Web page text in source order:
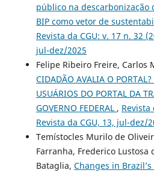
público na descarbonização
BIP como vetor de
Revista da CGU: v. 17 n. 32
jul-dez/2025
Felipe Ribeiro Freire, Carlos
CIDADÃO AVALIA O
USUÁRIOS DO PORTAL DA
GOVERNO FEDERAL , Revista
Revista da CGU, 13, jul-dez/
Temístocles Murilo de
Farranha, Frederico Lustosa
Bataglia, Changes in